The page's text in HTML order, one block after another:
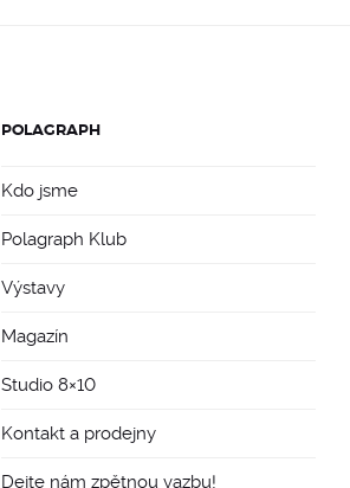
POLAGRAPH
Kdo jsme
Polagraph Klub
Výstavy
Magazín
Studio 8×10
Kontakt a prodejny
Dejte nám zpětnou vazbu!